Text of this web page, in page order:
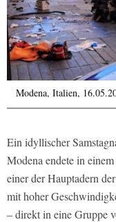
Modena, Italien,
Ein idyllischer
Modena endete in
einer der Hauptadern
mit hoher
– direkt in eine Gruppe